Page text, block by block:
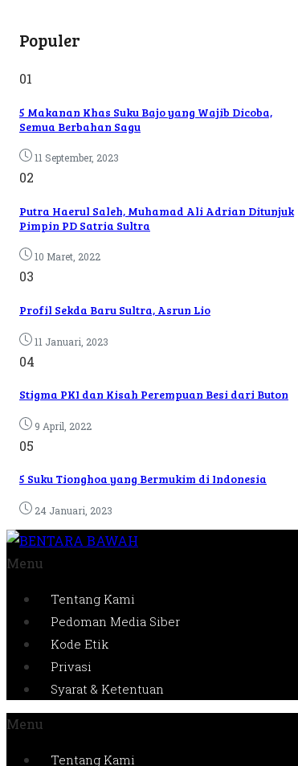
Populer
01
5 Makanan Khas Suku Bajo yang Wajib Dicoba,
Semua Berbahan Sagu
11 September, 2023
02
Putra Haerul Saleh, Muhamad Ali Adrian Ditunjuk
Pimpin PD Satria Sultra
10 Maret, 2022
03
Profil Sekda Baru Sultra, Asrun Lio
11 Januari, 2023
04
Stigma PKI dan Kisah Perempuan Besi dari Buton
9 April, 2022
05
5 Suku Tionghoa yang Bermukim di Indonesia
24 Januari, 2023
Menu
Tentang Kami
Pedoman Media Siber
Kode Etik
Privasi
Syarat & Ketentuan
Menu
Tentang Kami